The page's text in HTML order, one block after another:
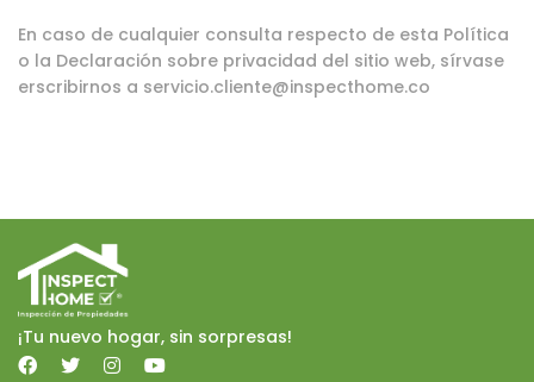
En caso de cualquier consulta respecto de esta Política
o la Declaración sobre privacidad del sitio web, sírvase
erscribirnos a servicio.cliente@inspecthome.co
¡Tu nuevo hogar, sin sorpresas!